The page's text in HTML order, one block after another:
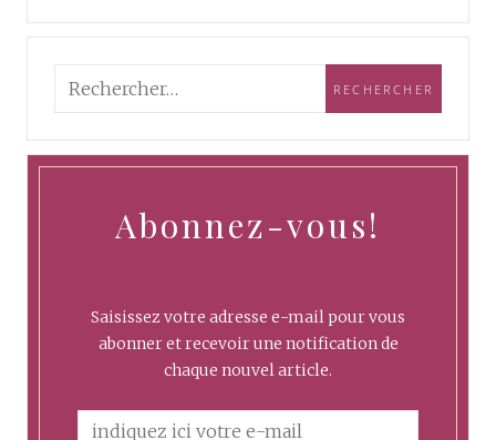
Abonnez-vous!
Saisissez votre adresse e-mail pour vous
abonner et recevoir une notification de
chaque nouvel article.